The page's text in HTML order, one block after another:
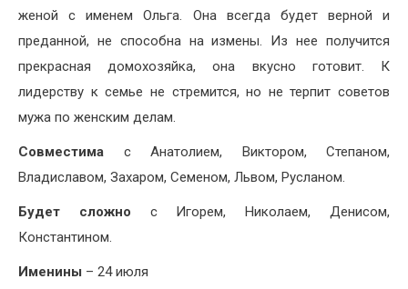
женой с именем Ольга. Она всегда будет верной и
преданной, не способна на измены. Из нее получится
прекрасная домохозяйка, она вкусно готовит. К
лидерству к семье не стремится, но не терпит советов
мужа по женским делам.
Совместима с Анатолием, Виктором, Степаном,
Владиславом, Захаром, Семеном, Львом, Русланом.
Будет сложно с Игорем, Николаем, Денисом,
Константином.
Именины – 24 июля